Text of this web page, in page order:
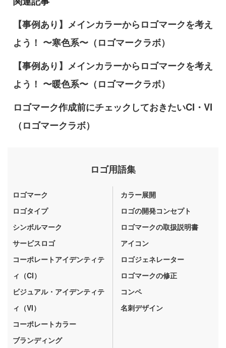
【事例あり】メインカラーからロゴマークを考え
よう！ 〜寒色系〜（ロゴマークラボ）
【事例あり】メインカラーからロゴマークを考え
よう！ 〜暖色系〜（ロゴマークラボ）
ロゴマーク作成前にチェックしておきたいCI・VI
（ロゴマークラボ）
ロゴ用語集
ロゴマーク
ロゴタイプ
シンボルマーク
サービスロゴ
コーポレートアイデンティテ
ィ（CI）
ビジュアル・アイデンティテ
ィ（VI）
コーポレートカラー
ブランディング
カラー展開
ロゴの開発コンセプト
ロゴマークの取扱説明書
アイコン
ロゴジェネレーター
ロゴマークの修正
コンペ
名刺デザイン